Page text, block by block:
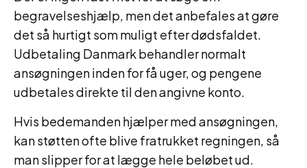
begravelseshjælp, men det anbefales at gøre
det så hurtigt som muligt efter dødsfaldet.
Udbetaling Danmark behandler normalt
ansøgningen inden for få uger, og pengene
udbetales direkte til den angivne konto.
Hvis bedemanden hjælper med ansøgningen,
kan støtten ofte blive fratrukket regningen, så
man slipper for at lægge hele beløbet ud.